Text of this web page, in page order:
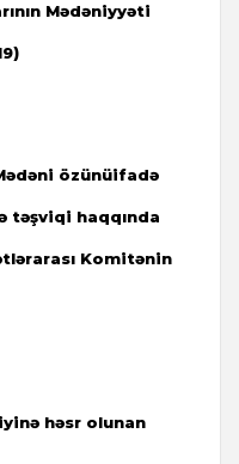
Mədəniyyəti
özünüifadə
təşviqi haqqında
Komitənin
həsr olunan